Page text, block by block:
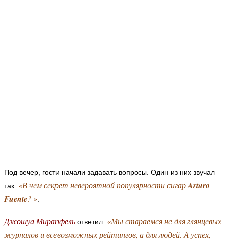
Под вечер, гости начали задавать вопросы. Один из них звучал
так: «В чем секрет невероятной популярности сигарArturo
Fuente? »
Джошуа Мирапфель ответил: «Мы стараемся не для глянцевых
журналов и всевозможных рейтингов, а для людей. А успех,